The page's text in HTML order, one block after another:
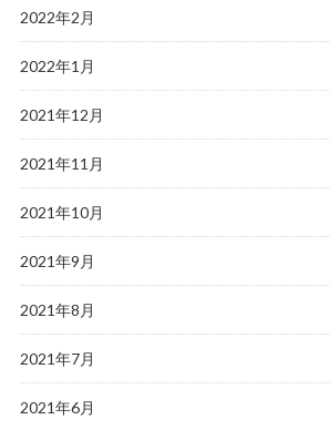
2022年2月
2022年1月
2021年12月
2021年11月
2021年10月
2021年9月
2021年8月
2021年7月
2021年6月